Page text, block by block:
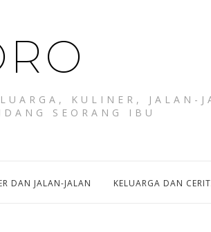
KULINER, JALAN-
SEORANG IBU
DAN JALAN-JALAN KELUARGA DAN